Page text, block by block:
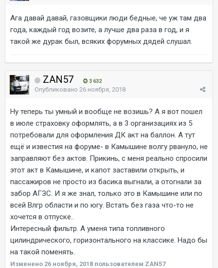
Ага давай давай, газовщики люди бедные, че уж там два
года, каждый год возите, а лучше два раза в год, и я
такой же дурак был, всяких форумных дядей слушал.
ZAN57 3 632
Опубликовано 26 ноября, 2018
Ну теперь ты умный и вообще не возишь? А я вот пошел
в июле страховку оформлять, а в 3 организациях из 5
потребовали для оформления ДК акт на баллон. А тут
ещё и известия на форуме- в Камышине волгу рвануло, не
заправляют без актов. Прикинь, с меня реально спросили
этот акт в Камышине, и капот заставили открыть, и
пассажиров не просто из басика выгнали, а отогнали за
забор АГЗС. И я же знал, только это в Камышине или по
всей Влгр области и по югу. Встать без газа что-то не
хочется в отпуске..
Интересный фильтр. А уменя типа топливного
цилиндрического, горизонтального на классике. Надо бы
на такой поменять.
Изменено 26 ноября, 2018 пользователем ZAN57